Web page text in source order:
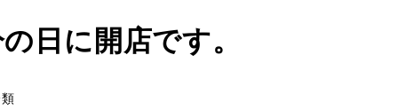
日に開店です。